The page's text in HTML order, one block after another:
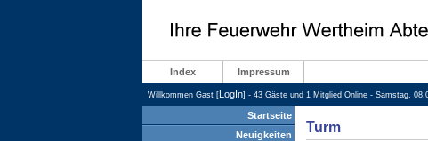
Index Impressum
Willkommen Gast [LogIn] - 43 Gäste und 1 Mitglied Online - Samstag,
Startseite
Neuigkeiten
Turm